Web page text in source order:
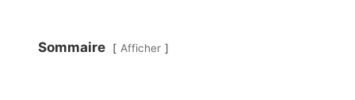
Sommaire Afficher